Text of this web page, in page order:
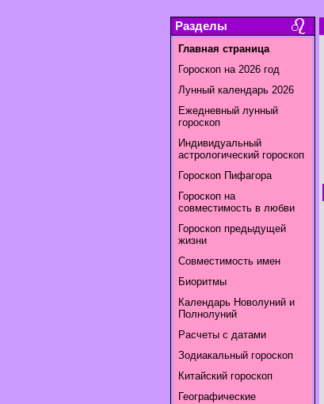
Разделы
Главная страница
Гороскоп на 2026 год
Лунный календарь 2026
Ежедневный лунный
гороскоп
Индивидуальный
астрологический гороскоп
Гороскоп Пифагора
Гороскоп на
совместимость в любви
Гороскоп предыдущей
жизни
Совместимость имен
Биоритмы
Календарь Новолуний и
Полнолуний
Расчеты с датами
Зодиакальный гороскоп
Китайский гороскоп
Географические